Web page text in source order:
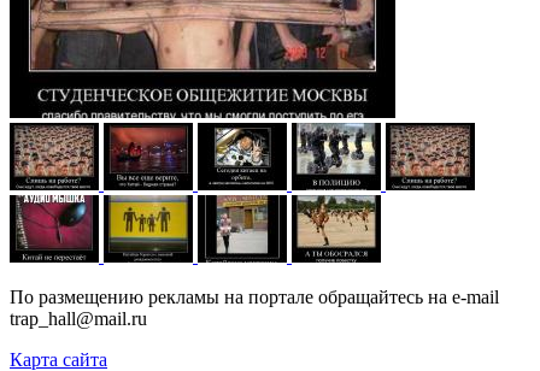
По размещению рекламы на портале обращайтесь на e-mail
trap_hall@mail.ru
Карта сайта